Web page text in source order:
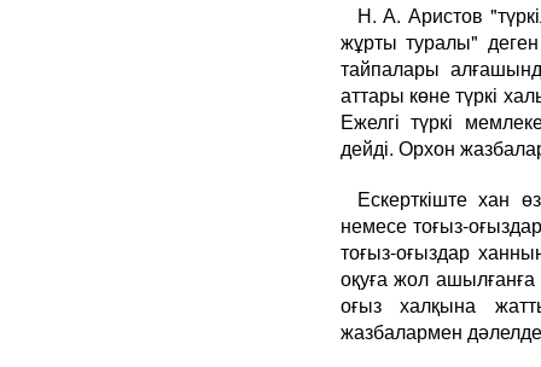
Н. А. Аристов
жұрты туралы" деген
тайпалары
аттары көне түркі
Ежелгі түркі
дейді. Орхон
Ескерткіште хан
немесе тоғыз-
тоғыз-оғыздар
оқуға жол
оғыз халқына
жазбалармен